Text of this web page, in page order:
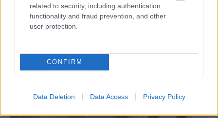
related to security, including authentication
functionality and fraud prevention, and other
user protection.
CONFIRM
Data Deletion Data Access Privacy Policy
További fotók a dúsgazdagok vendéglátóegységéről: